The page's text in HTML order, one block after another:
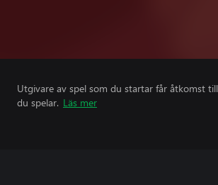
Utgivare av spel som du startar får åtkomst
du spelar. Läs mer